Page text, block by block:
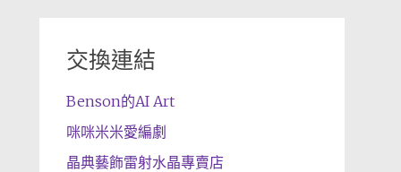
交換連結
Benson的AI Art
咪咪米米愛編劇
晶典藝飾雷射水晶專賣店